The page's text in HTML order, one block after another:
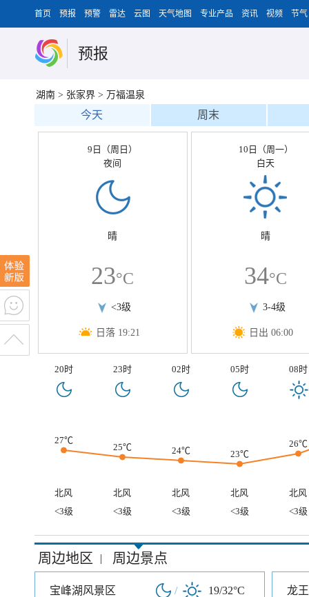
首页 预报 预警 雷达 云图 天气地图 专业产品 资讯 视频 节气
预报
湖南 > 张家界 > 万福温泉
今天 周末
9日（周日）
夜间
晴
23°C
<3级
日落 19:21
10日（周一）
白天
晴
34°C
3-4级
日出 06:00
20时 23时 02时 05时 08时
27℃
25℃ 24℃ 23℃
26℃
北风 北风 北风 北风
北风
<3级
<3级 <3级 <3级 <3级
周边地区 | 周边景点
宝峰湖风景区 / 19/32°C 龙